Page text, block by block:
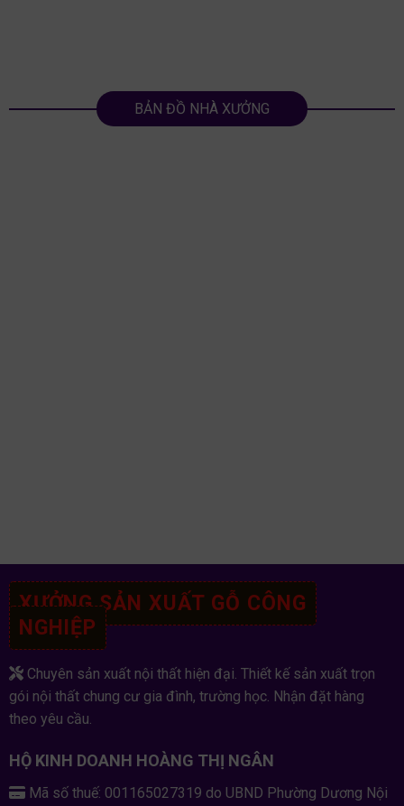
BẢN ĐỒ NHÀ XƯỞNG
XƯỞNG SẢN XUẤT GỖ CÔNG
NGHIỆP
Chuyên sản xuất nội thất hiện đại. Thiết kế sản xuất trọn
gói nội thất chung cư gia đình, trường học. Nhận đặt hàng
theo yêu cầu.
HỘ KINH DOANH HOÀNG THỊ NGÂN
Mã số thuế: 001165027319 do UBND Phường Dương Nội